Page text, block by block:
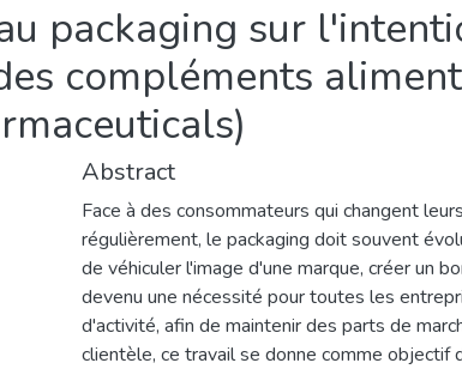
packaging sur
compléments
Abstract
Face à des consommateurs qui changent
régulièrement, le packaging doit souvent
de véhiculer l'image d'une marque, créer un
devenu une nécessité pour toutes les
d'activité, afin de maintenir des parts de
clientèle, ce travail se donne comme objectif